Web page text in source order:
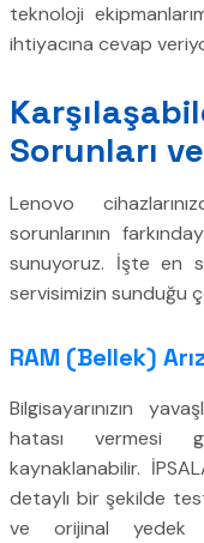
teknoloji
ihtiyacına cevap
Sorunları
Lenovo
sorunlarının
sunuyoruz. İşte en
servisimizin sunduğu
RAM (Bellek)
Bilgisayarınızın
hatası vermesi
kaynaklanabilir.
detaylı bir şekilde
ve orijinal yedek